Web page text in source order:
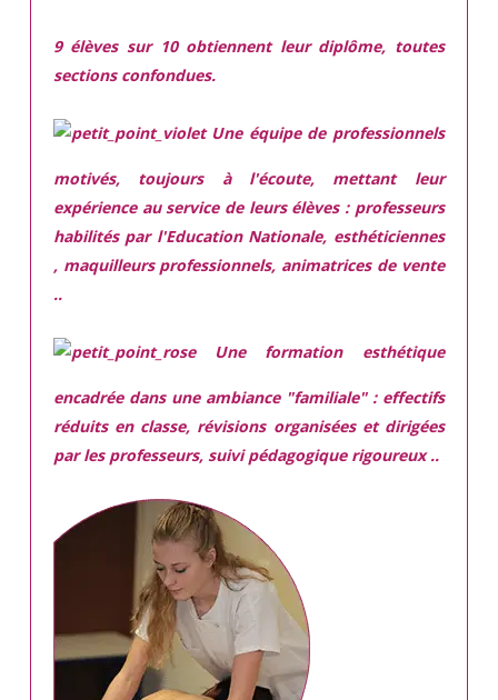
9 élèves sur 10 obtiennent leur diplôme, toutes
sections confondues.
Une équipe de professionnels
motivés,toujours à l'écoute, mettant leur
expérience au service de leurs élèves : professeurs
habilités par l'Education Nationale, esthéticiennes
, maquilleurs professionnels, animatrices de vente
..
Une formation esthétique
encadrée dans une ambiance "familiale" : effectifs
réduits en classe, révisions organisées et dirigées
par les professeurs, suivi pédagogique rigoureux ..